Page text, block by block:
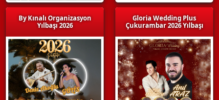
By Kınalı Organizasyon
Yılbaşı 2026
Gloria Wedding Plus
Çukurambar 2026 Yılbaşı